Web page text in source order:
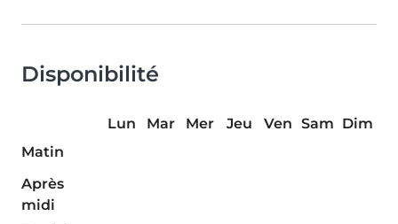
Disponibilité
Lun Mar Mer Jeu Ven Sam Dim
Matin
Après
midi